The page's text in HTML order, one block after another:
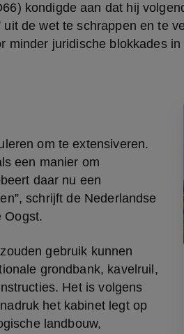
kondigde aan dat hij
de wet te schrappen en te
minder juridische blokkades in
om te extensiveren.
een manier om
daar nu een
schrijft de Nederlandse
Oogst.
gebruik kunnen
grondbank, kavelruil,
Het is volgens
het kabinet legt op
landbouw,